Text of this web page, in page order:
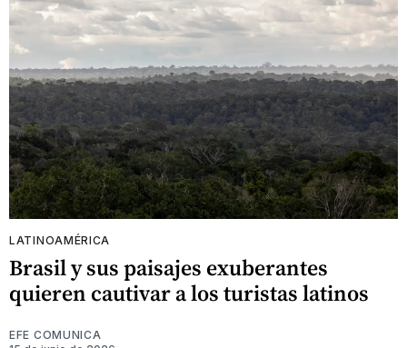
LATINOAMÉRICA
Brasil y sus paisajes exuberantes
quieren cautivar a los turistas latinos
EFE COMUNICA